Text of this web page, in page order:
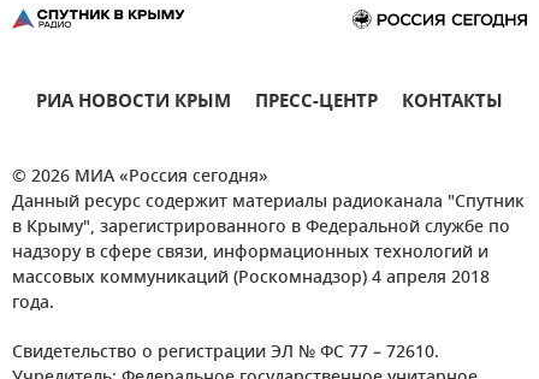
РИА НОВОСТИ КРЫМ ПРЕСС-ЦЕНТР КОНТАКТЫ
© 2026 МИА «Россия сегодня»
Данный ресурс содержит материалы радиоканала "Спутник
в Крыму", зарегистрированного в Федеральной службе по
надзору в сфере связи, информационных технологий и
массовых коммуникаций (Роскомнадзор) 4 апреля 2018
года.
Свидетельство о регистрации ЭЛ № ФС 77 – 72610.